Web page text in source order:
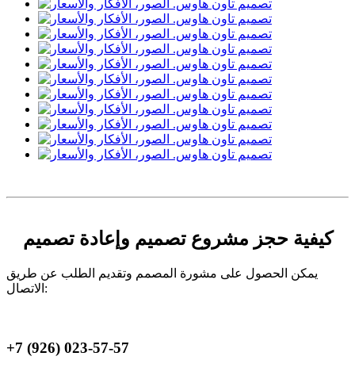
كيفية حجز مشروع تصميم وإعادة تصميم
يمكن الحصول على مشورة المصمم وتقديم الطلب عن طريق
الاتصال:
+7 (926) 023-57-57